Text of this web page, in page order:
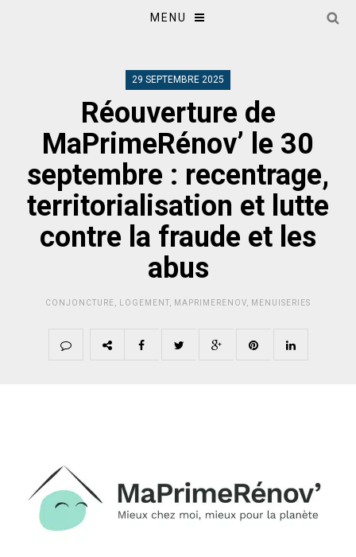
MENU
29 SEPTEMBRE 2025
Réouverture de
MaPrimeRénov’ le 30
septembre : recentrage,
territorialisation et lutte
contre la fraude et les
abus
CONJONCTURE LOGEMENT MAPRIMERENOV MENUISERIES